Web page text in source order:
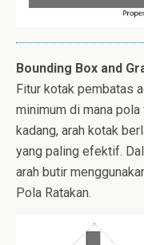
Bounding Box and
Fitur kotak pembatas
minimum di mana
kadang, arah kotak
yang paling efektif.
arah butir
Pola Ratakan.